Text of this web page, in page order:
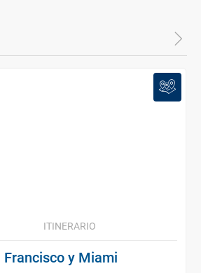
ITINERARIO
Francisco y Miami